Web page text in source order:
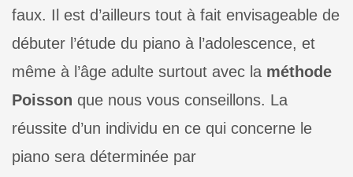
faux. Il est d’ailleurs tout à fait envisageable de
débuter l’étude du piano à l’adolescence, et
même à l’âge adulte surtout avec la méthode
Poisson que nous vous conseillons. La
réussite d’un individu en ce qui concerne le
piano sera déterminée par